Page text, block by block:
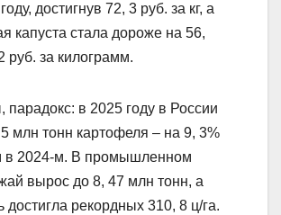
достигнув 72, 3 руб. за кг, а
капуста стала дороже на 56,
руб. за килограмм.
парадокс: в 2025 году в России
млн тонн картофеля – на 9, 3%
в 2024-м. В промышленном
вырос до 8, 47 млн тонн, а
достигла рекордных 310, 8 ц/га.